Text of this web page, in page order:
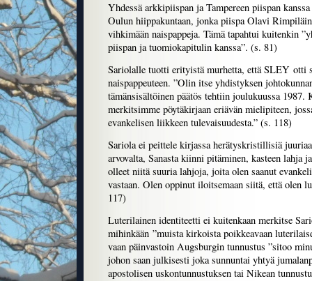
Yhdessä arkkipiispan ja Tampereen piispan
Oulun hiippakuntaan, jonka piispa Olavi
vihkimään naispappeja. Tämä tapahtui kuitenkin
piispan ja tuomiokapitulin kanssa”. (s. 81)
Sariolalle tuotti erityistä murhetta, että SLEY otti
naispappeuteen. ”Olin itse yhdistyksen
tämänsisältöinen päätös tehtiin joulukuussa
merkitsimme pöytäkirjaan eriävän mielipiteen,
evankelisen liikkeen tulevaisuudesta.” (s. 118)
Sariola ei peittele kirjassa herätyskristillisiä
arvovalta, Sanasta kiinni pitäminen, kasteen lahja
olleet niitä suuria lahjoja, joita olen saanut
vastaan. Olen oppinut iloitsemaan siitä, että olen
117)
Luterilainen identiteetti ei kuitenkaan merkitse
mihinkään ”muista kirkoista poikkeavaan
vaan päinvastoin Augsburgin tunnustus ”sitoo
johon saan julkisesti joka sunnuntai yhtyä
apostolisen uskontunnustuksen tai Nikean